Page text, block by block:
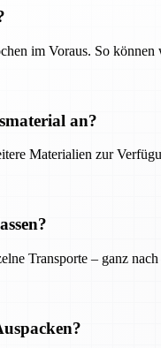
im Voraus. So
an?
Materialien zur
Transporte – ganz